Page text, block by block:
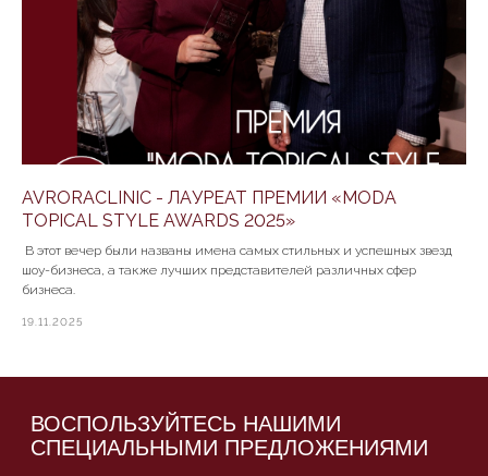
AVRORACLINIC - ЛАУРЕАТ ПРЕМИИ «MODA
TOPICAL STYLE AWARDS 2025»
В этот вечер были названы имена самых стильных и успешных звезд
шоу-бизнеса, а также лучших представителей различных сфер
бизнеса.
19.11.2025